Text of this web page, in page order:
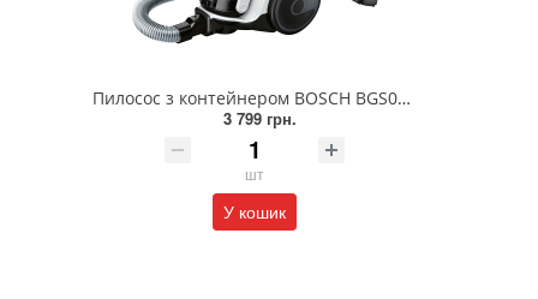
Пилосос з контейнером BOSCH BGS05A225
3 799 грн.
шт
У кошик